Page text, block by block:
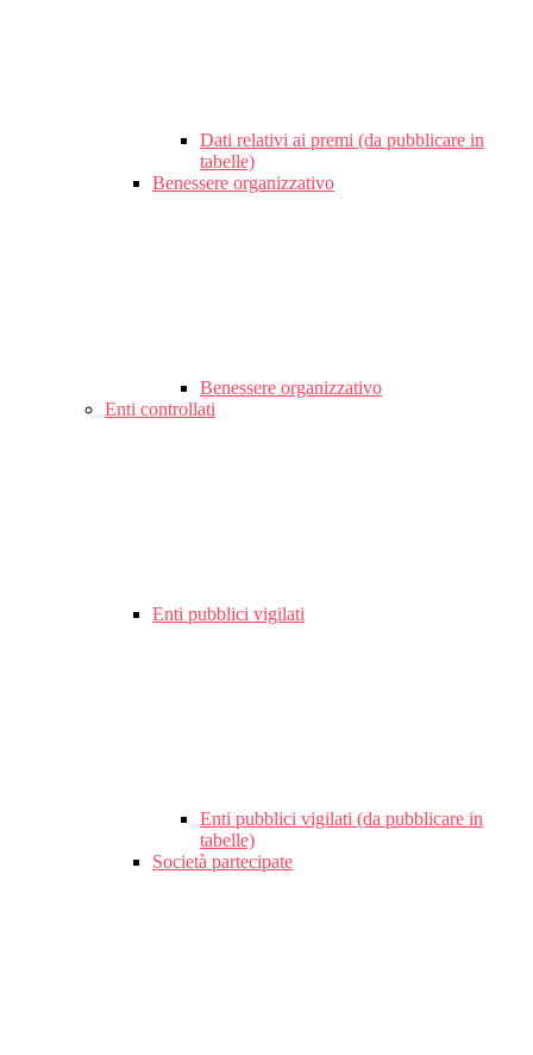
Dati relativi ai premi (da pubblicare in
tabelle)
Benessere organizzativo
Benessere organizzativo
Enti controllati
Enti pubblici vigilati
Enti pubblici vigilati (da pubblicare in
tabelle)
Società partecipate